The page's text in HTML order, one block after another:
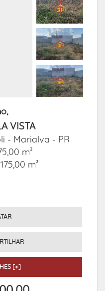
VISTA
- Marialva - PR
m²
m²
[+]